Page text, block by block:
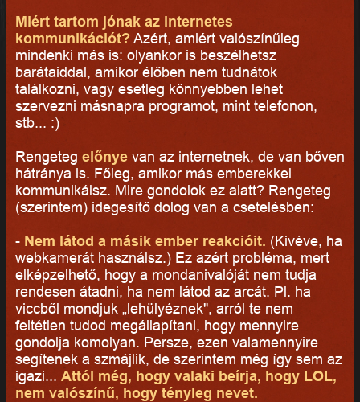
Miért tartom jónak az internetes
kommunikációt?Azért, amiért valószínűleg
mindenki más is: olyankor is beszélhetsz
barátaiddal, amikor élőben nem tudnátok
találkozni, vagy esetleg könnyebben lehet
szervezni másnapra programot, mint telefonon,
stb... :)
Rengeteg előnye van az internetnek, de van bőven
hátránya is. Főleg, amikor más emberekkel
kommunikálsz. Mire gondolok ez alatt? Rengeteg
(szerintem) idegesítő dolog van a csetelésben:
- Nem látod a másik ember reakcióit. (Kivéve, ha
webkamerát használsz.) Ez azért probléma, mert
elképzelhető, hogy a mondanivalóját nem tudja
rendesen átadni, ha nem látod az arcát. Pl. ha
viccből mondjuk „lehülyéznek", arról te nem
feltétlen tudod megállapítani, hogy mennyire
gondolja komolyan. Persze, ezen valamennyire
segítenek a szmájlik, de szerintem még így sem az
igazi... Attól még, hogy valaki beírja, hogy LOL,
nem valószínű, hogy tényleg nevet.